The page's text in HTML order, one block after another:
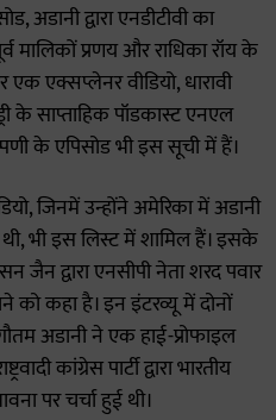
अडानी द्वारा एनडीटीवी का
प्रणय और राधिका रॉय के
एक्सप्लेनर वीडियो, धारावी
के साप्ताहिक पॉडकास्ट एनएल
के एपिसोड भी इस सूची में हैं।
जिनमें उन्होंने अमेरिका में अडानी
भी इस लिस्ट में शामिल हैं। इसके
जैन द्वारा एनसीपी नेता शरद पवार
को कहा है। इन इंटरव्यू में दोनों
अडानी ने एक हाई-प्रोफाइल
कांग्रेस पार्टी द्वारा भारतीय
पर चर्चा हुई थी।